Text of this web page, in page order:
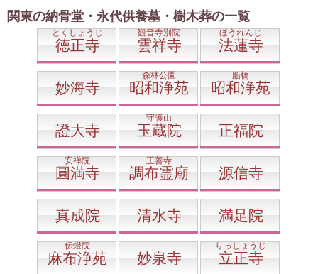
関東の納骨堂・永代供養墓・樹木葬の一覧
とくしょうじ
徳正寺
観音寺別院
雲祥寺
ほうれんじ
法蓮寺
妙海寺
森林公園
昭和浄苑
船橋
昭和浄苑
證大寺
守護山
玉蔵院 正福院
安禅院
圓満寺
正善寺
調布霊廟 源信寺
真成院 清水寺 満足院
伝燈院
麻布浄苑 妙泉寺
りっしょうじ
立正寺